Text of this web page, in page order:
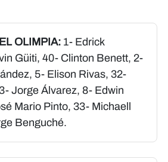
OLIMPIA: 1- Edrick
Güiti, 40- Clinton Benett, 2-
5- Elison Rivas, 32-
Jorge Álvarez, 8- Edwin
Mario Pinto, 33- Michaell
Benguché.